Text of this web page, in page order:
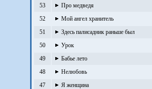
53
Про медведя
52
Мой ангел хранитель
51
Здесь палисадник раньше был
50
Урок
49
Бабье лето
48
Нелюбовь
47
Я женщина